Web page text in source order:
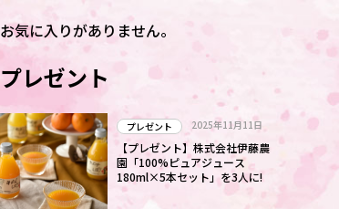
お気に入りがありません。
プレゼント
プレゼント 2025年11月11日
【プレゼント】株式会社伊藤農
園「100%ピュアジュース
180ml×5本セット」を3人に!